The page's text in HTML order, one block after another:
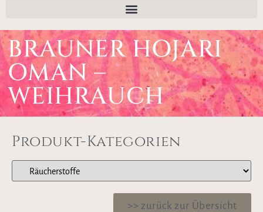
BRAUNER HOJARI
OMAN –
WEIHRAUCH
Produkt-Kategorien
>> zurück zur Übersicht